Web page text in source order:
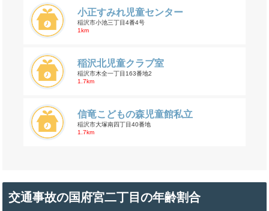
小正すみれ児童センター
稲沢市小池三丁目4番4号
1km
稲沢北児童クラブ室
稲沢市木全一丁目163番地2
1.7km
信竜こどもの森児童館私立
稲沢市大塚南四丁目40番地
1.7km
交通事故の国府宮二丁目の年齢割合